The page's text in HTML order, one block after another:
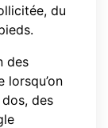
du
des
lorsqu’on
des